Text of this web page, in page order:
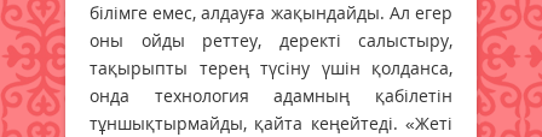
білімге емес, алдауға жақындайды. Ал егер
оны ойды реттеу, деректі салыстыру,
тақырыпты терең түсіну үшін қолданса,
онда технология адамның қабілетін
тұншықтырмайды, қайта кеңейтеді. «Жеті